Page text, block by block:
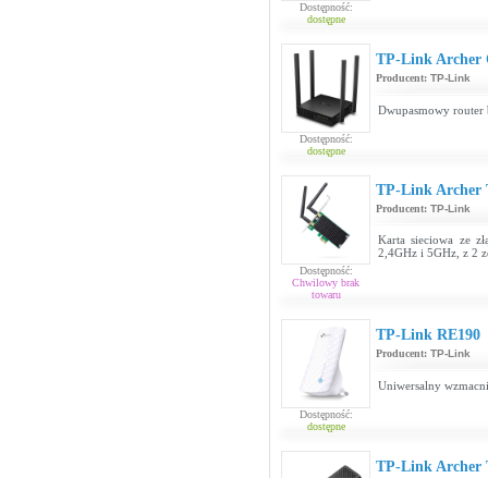
Dostępność:
dostępne
Dostępność:
dostępne
TP-Link Archer
Producent: TP-Link
Dwupasmowy router
Dostępność:
Chwilowy brak
towaru
TP-Link Archer
Producent: TP-Link
Karta sieciowa ze
2,4GHz i 5GHz, z 2
Dostępność:
dostępne
TP-Link RE190
Producent: TP-Link
Uniwersalny
TP-Link Archer